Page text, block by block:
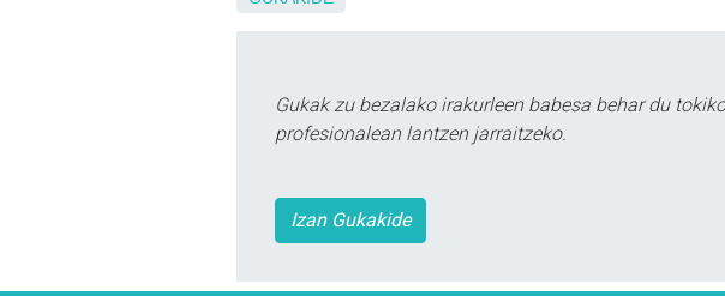
Gukak zu bezalako irakurleen babesa behar du
profesionalean lantzen jarraitzeko.
Izan Gukakide